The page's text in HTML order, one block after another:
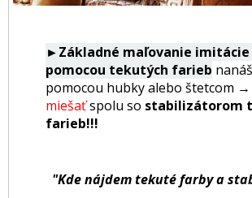
►Základné maľovanie imitácie
pomocou tekutých farieb
pomocou hubky alebo štetcom →
miešaťspolu so stabilizátorom
farieb!!!
"Kde nájdem tekuté farby a